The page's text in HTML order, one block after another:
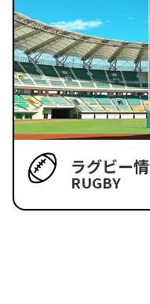
ラグビー
RUGBY